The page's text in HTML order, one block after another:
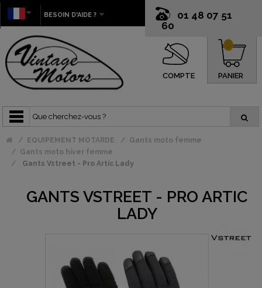
01 48 07 51
60
BESOIN D'AIDE ?
COMPTE PANIER
0
EQUIPEMENT MOTARDE
Gants moto femme
Gants moto hiver femme
Gants Vstreet - Pro Artic Lady
GANTS VSTREET - PRO ARTIC
LADY